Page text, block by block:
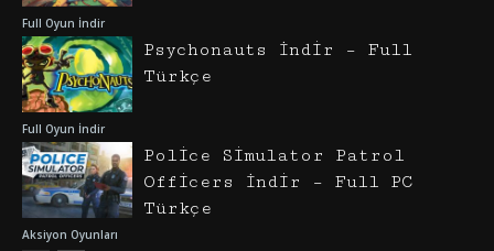
Full Oyun İndir
Full Oyun İndir
Psychonauts İndir – Full
Türkçe
Aksiyon Oyunları
Police Simulator Patrol
Officers İndir – Full PC
Türkçe